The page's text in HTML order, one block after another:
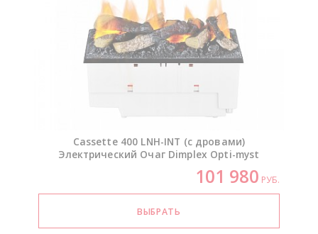
Cassette 400 LNH-INT (с дровами)
Электрический Очаг Dimplex Opti-myst
101 980 РУБ.